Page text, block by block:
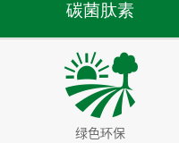
碳菌肽素
绿色环保